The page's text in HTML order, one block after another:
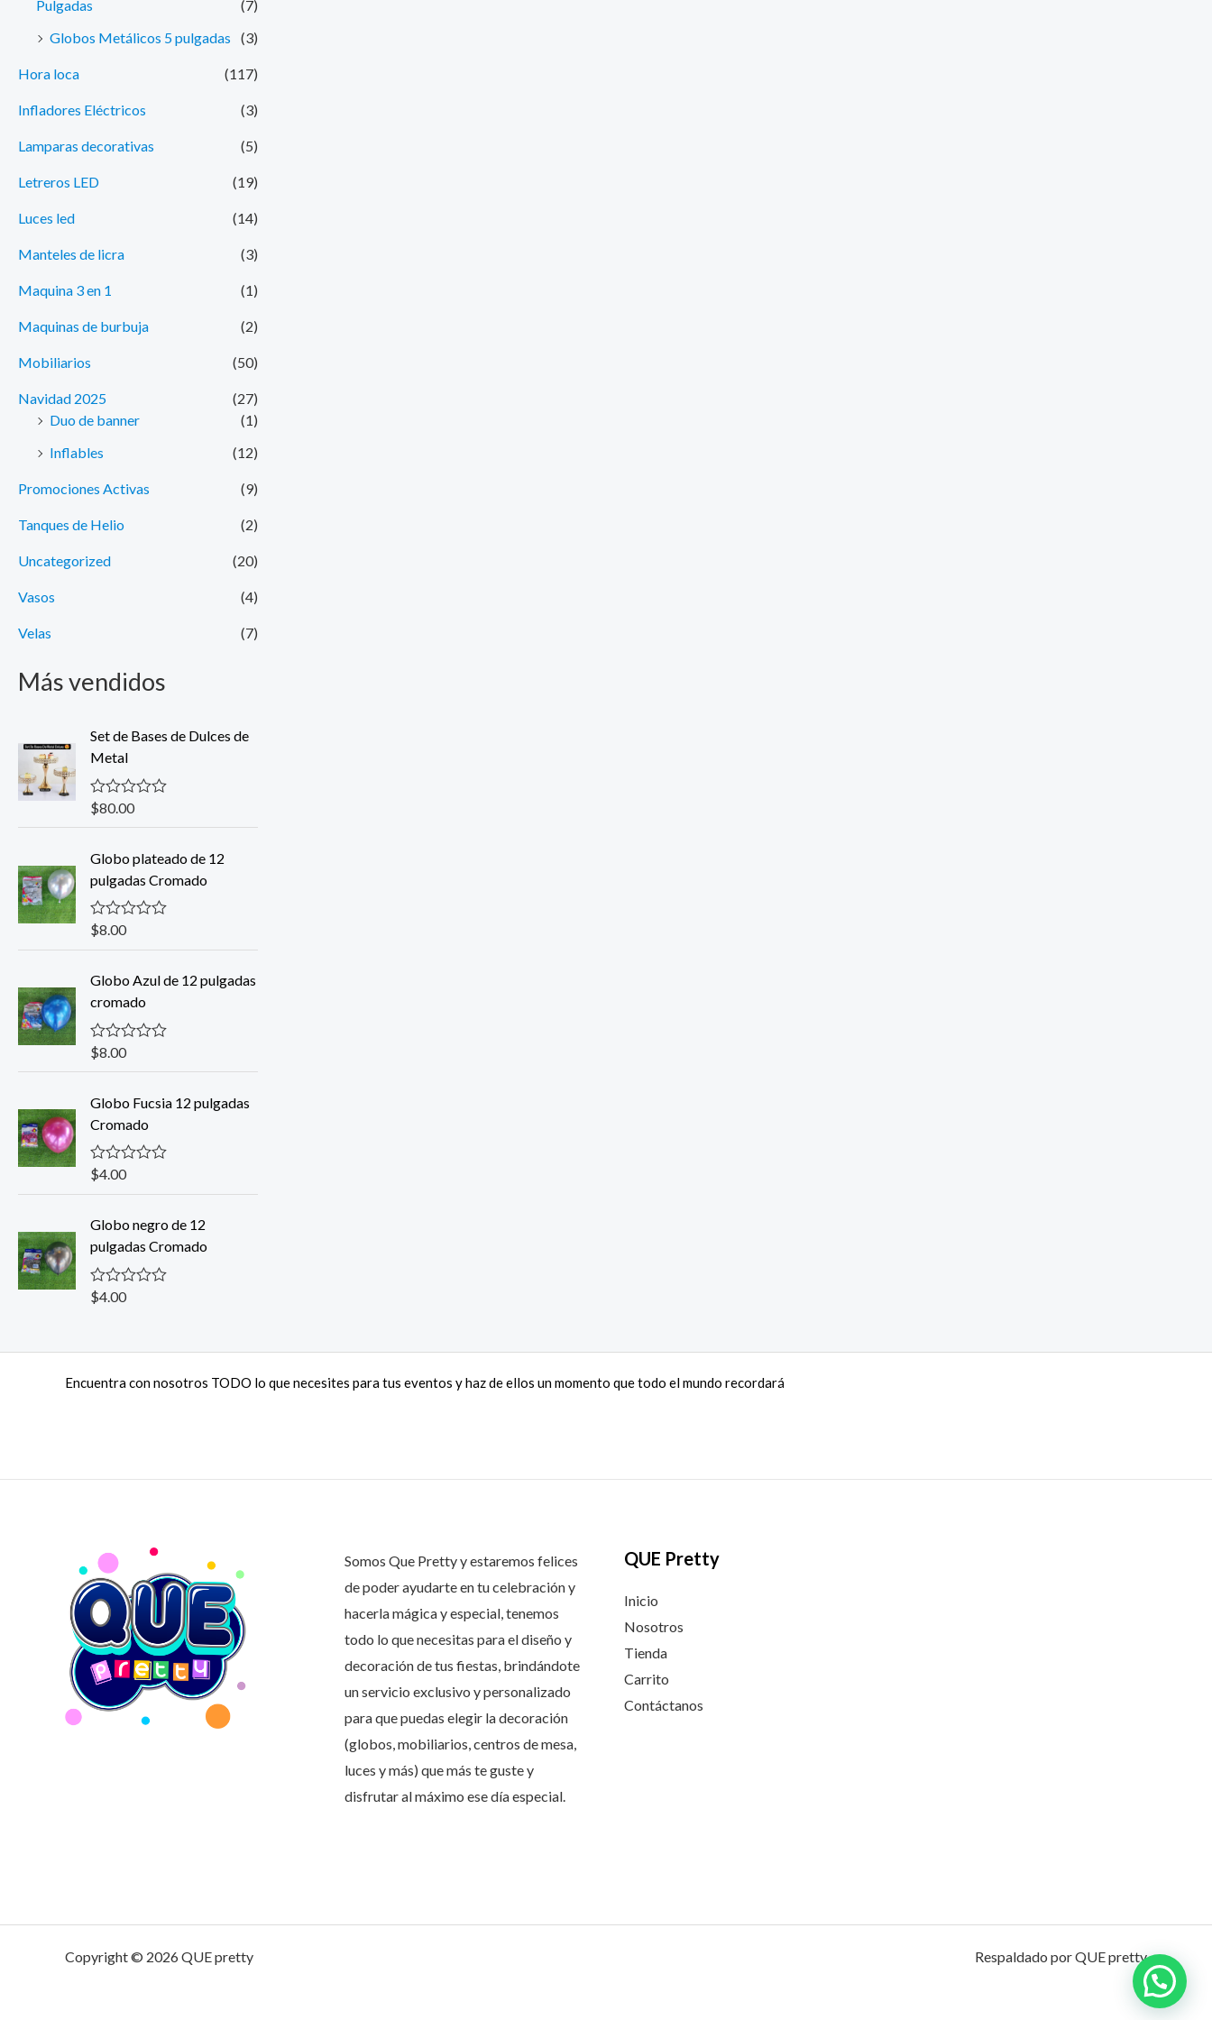
Pulgadas
(7)
Globos Metálicos 5 pulgadas
(3)
Hora loca (117)
Infladores Eléctricos (3)
Lamparas decorativas (5)
Letreros LED (19)
Luces led (14)
Manteles de licra (3)
Maquina 3 en 1 (1)
Maquinas de burbuja (2)
Mobiliarios (50)
Navidad 2025
(27)
Duo de banner
(1)
Inflables
(12)
Promociones Activas (9)
Tanques de Helio (2)
Uncategorized (20)
Vasos (4)
Velas (7)
Más vendidos
Set de Bases de Dulces de
Metal
V
r
a
o
c
o
n
d
5
$80.00
Globo plateado de 12
pulgadas Cromado
V
r
a
o
c
o
n
d
5
$8.00
Globo Azul de 12 pulgadas
cromado
V
r
a
o
c
o
n
d
5
$8.00
Globo Fucsia 12 pulgadas
Cromado
V
r
a
o
c
o
$4.00
Globo negro de 12
pulgadas Cromado
V
r
d
e
$4.00
Encuentra con nosotros TODO lo que necesites para tus eventos y haz de ellos un momento que todo el mundo recordará
Somos Que Pretty y estaremos felices
de poder ayudarte en tu celebración y
hacerla mágica y especial, tenemos
todo lo que necesitas para el diseño y
decoración de tus fiestas, brindándote
un servicio exclusivo y personalizado
para que puedas elegir la decoración
(globos, mobiliarios, centros de mesa,
luces y más) que más te guste y
disfrutar al máximo ese día especial.
QUE Pretty
Inicio
Nosotros
Tienda
Carrito
Contáctanos
Copyright © 2026 QUE pretty Respaldado por QUE pretty